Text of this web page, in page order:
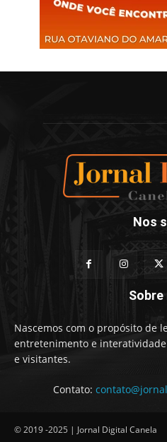
Nos
Sobre
Nascemos com o propósito de
entretenimento e
e visitantes.
Contato:
© 2019 -2025 | Jornal Digital Canela